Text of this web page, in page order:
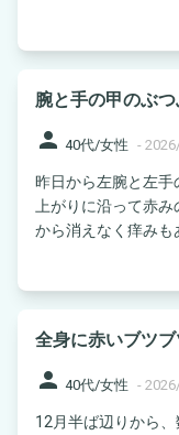
腕と手の甲のぶ
person 40代/女性 -
昨日から左腕と左手
上がりに沿って赤
から消えなく痒みも
全身に赤いブツ
person 40代/女性 -
12月半ば辺りから